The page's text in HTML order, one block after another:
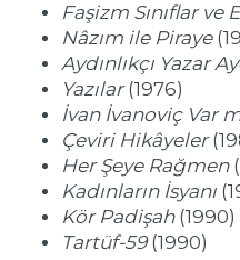
Faşizm Sınıflar
Nâzım ile Piraye
Aydınlıkçı Yazar
Yazılar(1976)
İvan İvanoviç Var
Çeviri Hikâyeler
Her Şeye Rağmen
Kadınların İsyanı
Kör Padişah(1990)
Tartüf-59(1990)